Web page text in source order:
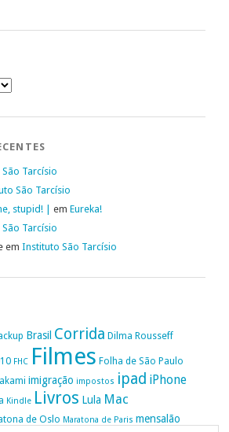
Tarcísio
São Tarcísio
stupid! | em Eureka!
Tarcísio
em Instituto São Tarcísio
Brasil Corrida Dilma Rousseff
FHC Filmes Folha de São Paulo
imigração impostos ipad iPhone
Kindle Livros Lula Mac
de Oslo Maratona de Paris mensalão